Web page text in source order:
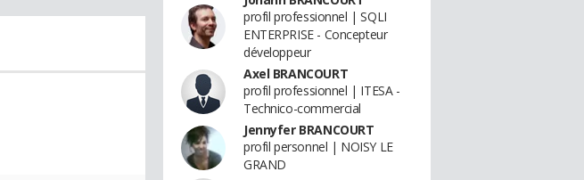
profil professionnel | SQLI
ENTERPRISE - Concepteur
développeur
Axel BRANCOURT
profil professionnel | ITESA -
Technico-commercial
Jennyfer BRANCOURT
profil personnel | NOISY LE
GRAND